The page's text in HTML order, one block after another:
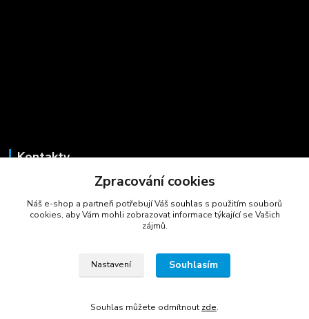
Kontakty
+420 723 725 881
(Po-Pá, 8-16 hod.)
Zpracování cookies
Náš e-shop a partneři potřebují Váš souhlas s použitím souborů
cookies, aby Vám mohli zobrazovat informace týkající se Vašich
zájmů.
Nastavení Souhlasím
Souhlas můžete odmítnout zde.